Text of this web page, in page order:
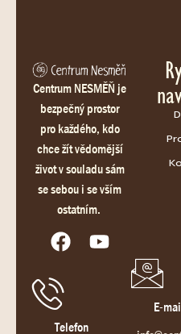
Centrum NESMĚŇ je
bezpečný prostor
pro každého, kdo
chce žít vědomější
život v souladu sám
se sebou i se vším
ostatním.
Telefon
E-